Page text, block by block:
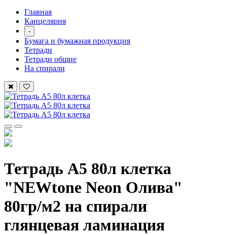
Главная
Канцелярия
-
Бумага и бумажная продукция
Тетради
Тетради общие
На спирали
Тетрадь А5 80л клетка
"NEWtone Neon Олива"
80гр/м2 на спирали
глянцевая ламинация